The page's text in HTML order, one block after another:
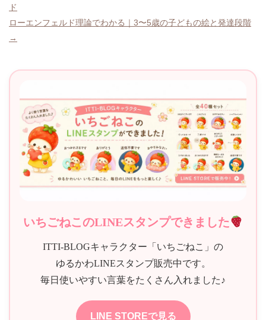
稿
ナ
ゲ
ド
ローエンフェルド理論でわかる｜3〜5歳の子どもの絵と発達段階
→
いちごねこのLINEスタンプできました
ITTI-BLOGキャラクター「いちごねこ」の
ゆるかわLINEスタンプ販売中です。
毎日使いやすい言葉をたくさん入れました♪
LINE STOREで見る